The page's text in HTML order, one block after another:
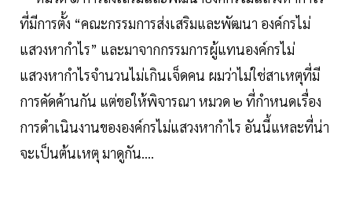
ที่มีการตั้ง “คณะกรรมการส่งเสริมและพัฒนา องค์กรไม่
แสวงหากำไร” และมาจากกรรมการผู้แทนองค์กรไม่
แสวงหากำไรจำนวนไม่เกินเจ็ดคน ผมว่าไม่ใช่สาเหตุที่มี
การคัดค้านกัน แต่ขอให้พิจารณา หมวด ๒ ที่กำหนดเรื่อง
การดำเนินงานขององค์กรไม่แสวงหากำไร อันนี้แหละที่น่า
จะเป็นต้นเหตุ มาดูกัน....